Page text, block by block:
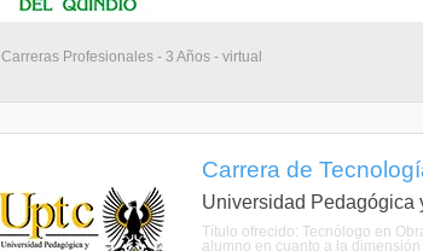
Carreras Profesionales - 3 Años - virtual
Carrera de
Universidad Pedagógica
Título ofrecido: Tecnólogo en
alumno en cuanto a la